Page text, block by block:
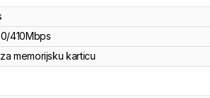
/410Mbps
memorijsku karticu